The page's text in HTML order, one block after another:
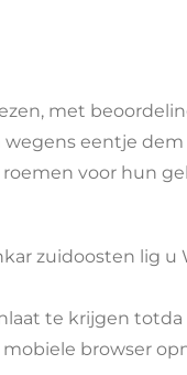
met
eentje
voor hun
zuidoosten lig u
te krijgen
browser